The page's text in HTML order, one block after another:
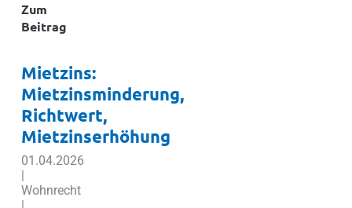
Zum
Beitrag
Mietzins:
Mietzinsminderung,
Richtwert,
Mietzinserhöhung
01.04.2026
|
Wohnrecht